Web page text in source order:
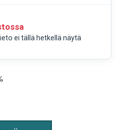
ei tällä hetkellä näytä